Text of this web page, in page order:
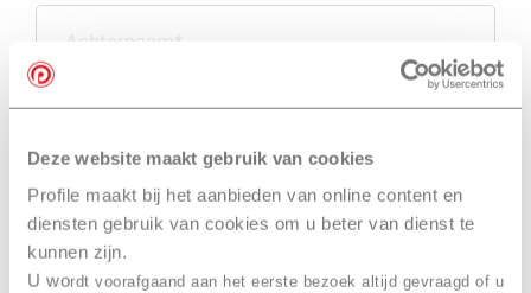
Deze website maakt gebruik van cookies
Profile maakt bij het aanbieden van online content en
diensten gebruik van cookies om u beter van dienst te
kunnen zijn.
U wordt voorafgaand aan het eerste bezoek altijd gevraagd of u
Postcode* Huisnummer*
Straat*